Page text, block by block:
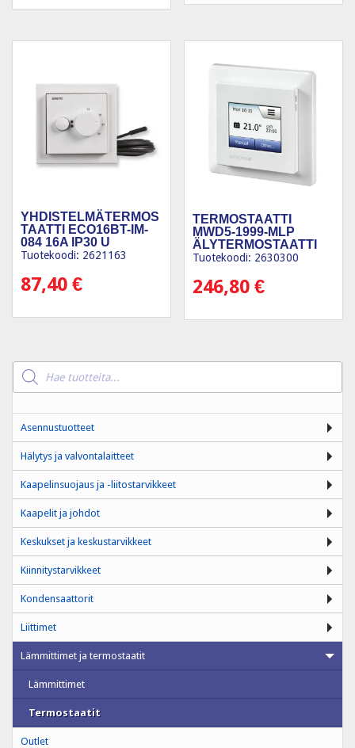
YHDISTELMÄTERMOS
TAATTI ECO16BT-IM-
084 16A IP30 U
Tuotekoodi: 2621163
87,40 €
TERMOSTAATTI
MWD5-1999-MLP
ÄLYTERMOSTAATTI
Tuotekoodi: 2630300
246,80€
Products
search
Asennustuotteet
Hälytys ja valvontalaitteet
Kaapelinsuojaus ja -liitostarvikkeet
Kaapelit ja johdot
Keskukset ja keskustarvikkeet
Kiinnitystarvikkeet
Kondensaattorit
Liittimet
Lämmittimet ja termostaatit
Lämmittimet
Termostaatit
Outlet